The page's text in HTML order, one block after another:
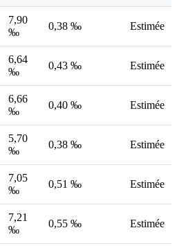
7,90
‰
0,38 ‰ Estimée
6,64
‰
0,43 ‰ Estimée
6,66
‰
0,40 ‰ Estimée
5,70
‰
0,38 ‰ Estimée
7,05
‰
0,51 ‰ Estimée
7,21
‰
0,55 ‰ Estimée